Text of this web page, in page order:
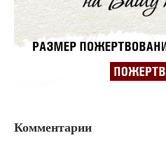
Комментарии